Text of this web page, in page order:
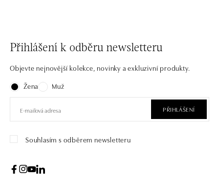
Přihlášení k odběru newsletteru
Objevte nejnovější kolekce, novinky a exkluzivní produkty.
Žena
Muž
PŘIHLÁŠENÍ
Souhlasím s odběrem newsletteru